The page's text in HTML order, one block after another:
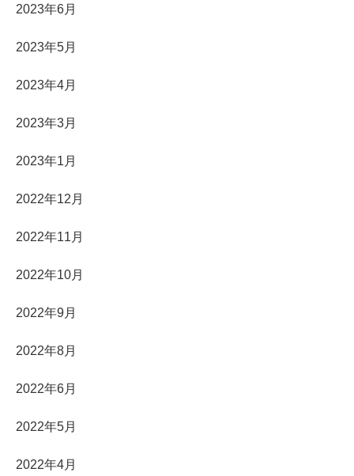
2023年6月
2023年5月
2023年4月
2023年3月
2023年1月
2022年12月
2022年11月
2022年10月
2022年9月
2022年8月
2022年6月
2022年5月
2022年4月